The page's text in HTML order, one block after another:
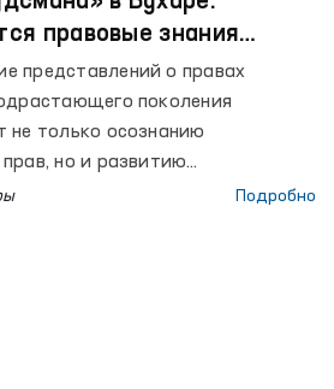
правовые знания
представлений о правах
поколения
не только осознанию
но и развитию
отношения к правам
внедряются занятия «Час
Подробно